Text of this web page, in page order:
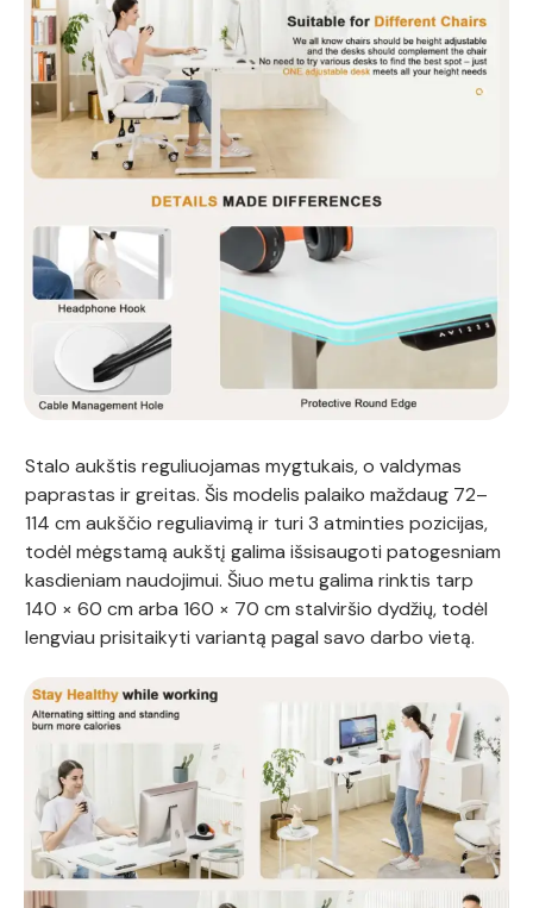
Stalo aukštis reguliuojamas mygtukais, o valdymas
paprastas ir greitas. Šis modelis palaiko maždaug 72–
114 cm aukščio reguliavimą ir turi 3 atminties pozicijas,
todėl mėgstamą aukštį galima išsisaugoti patogesniam
kasdieniam naudojimui. Šiuo metu galima rinktis tarp
140 × 60 cm arba 160 × 70 cm stalviršio dydžių, todėl
lengviau prisitaikyti variantą pagal savo darbo vietą.